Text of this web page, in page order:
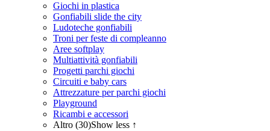
Giochi in plastica
Gonfiabili slide the city
Ludoteche gonfiabili
Troni per feste di compleanno
Aree softplay
Multiattività gonfiabili
Progetti parchi giochi
Circuiti e baby cars
Attrezzature per parchi giochi
Playground
Ricambi e accessori
Altro (30)Show less ↑